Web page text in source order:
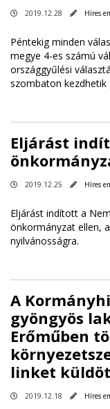
2019.12.28 Híres
Péntekig minden
megye 4-es számú
országgyűlési
szombaton
Eljárást
2019.12.25 Híres
Eljárást indított a
önkormányzat ellen,
nyilvánosságra.
A
gyöngyös
Erőműben
linket
2019.12.18 Híres